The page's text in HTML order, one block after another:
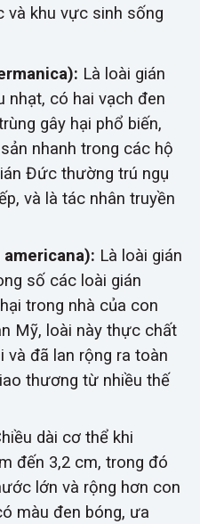
và khu vực sinh sống
Là loài gián
nhạt, có hai vạch đen
gây hại phổ biến,
nhanh trong các hộ
Đức thường trú ngụ
và là tác nhân truyền
Là loài gián
số các loài gián
trong nhà của con
Mỹ, loài này thực chất
và đã lan rộng ra toàn
thương từ nhiều thế
dài cơ thể khi
đến 3,2 cm, trong đó
lớn và rộng hơn con
màu đen bóng, ưa